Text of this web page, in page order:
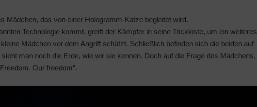
Mädchen, das von einer Hologramm-Katze begleitet wird.
Technologie kommt, greift der Kämpfer in seine Trickkiste, um ein weiteres
Mädchen vor dem Angriff schützt. Schließlich befinden sich die beiden auf
man noch die Erde, wie wir sie kennen. Doch auf die Frage des Mädchens,
Our freedom“.